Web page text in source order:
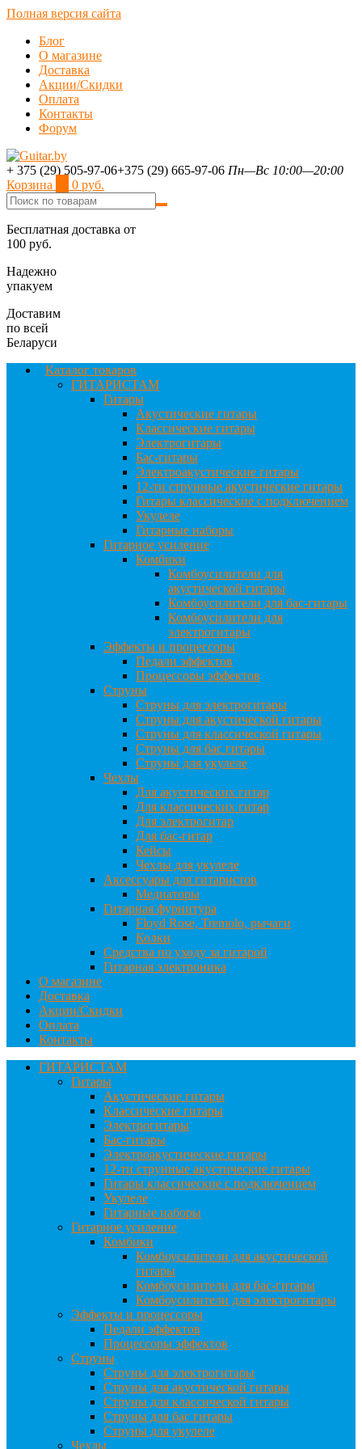
Полная версия сайта
Блог
О магазине
Доставка
Акции/Скидки
Оплата
Контакты
Форум
+ 375 (29) 505-97-06+375 (29) 665-97-06 Пн—Вс 10:00—20:00
Корзина
0 руб.
Бесплатная доставка от
100 руб.
Надежно
упакуем
Доставим
по всей
Беларуси
Каталог товаров
ГИТАРИСТАМ
Гитары
Акустические гитары
Классические гитары
Электрогитары
Бас-гитары
Электроакустические гитары
12-ти струнные акустические гитары
Гитары классические с подключением
Укулеле
Гитарные наборы
Гитарное усиление
Комбики
Комбоусилители для
акустической гитары
Комбоусилители для бас-гитары
Комбоусилители для
электрогитары
Эффекты и процессоры
Педали эффектов
Процессоры эффектов
Струны
Струны для электрогитары
Струны для акустической гитары
Струны для классической гитары
Струны для бас гитары
Струны для укулеле
Чехлы
Для акустических гитар
Для классических гитар
Для электрогитар
Для бас-гитар
Кейсы
Чехлы для укулеле
Аксессуары для гитаристов
Медиаторы
Гитарная фурнитура
Floyd Rose, Tremolo, рычаги
Колки
Средства по уходу за гитарой
Гитарная электроника
О магазине
Доставка
Акции/Скидки
Оплата
Контакты
ГИТАРИСТАМ
Гитары
Акустические гитары
Классические гитары
Электрогитары
Бас-гитары
Электроакустические гитары
12-ти струнные акустические гитары
Гитары классические с подключением
Укулеле
Гитарные наборы
Гитарное усиление
Комбики
Комбоусилители для акустической
гитары
Комбоусилители для бас-гитары
Комбоусилители для электрогитары
Эффекты и процессоры
Педали эффектов
Процессоры эффектов
Струны
Струны для электрогитары
Струны для акустической гитары
Струны для классической гитары
Струны для бас гитары
Струны для укулеле
Чехлы